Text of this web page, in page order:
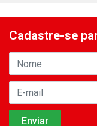
Cadastre-se